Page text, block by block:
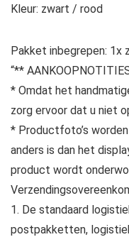
Kleur: zwart / rood
Pakket inbegrepen: 1x
“**
* Omdat het
zorg ervoor dat u niet
* Productfoto’s
anders is dan het
product wordt
1. De standaard
postpakketten,